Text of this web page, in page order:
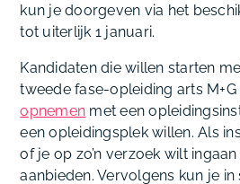
kun je doorgeven via het
tot uiterlijk 1 januari.
Kandidaten die willen starten
tweede fase-opleiding arts
opnemen met een
een opleidingsplek willen. Als
of je op zo’n verzoek wilt
aanbieden. Vervolgens kun je